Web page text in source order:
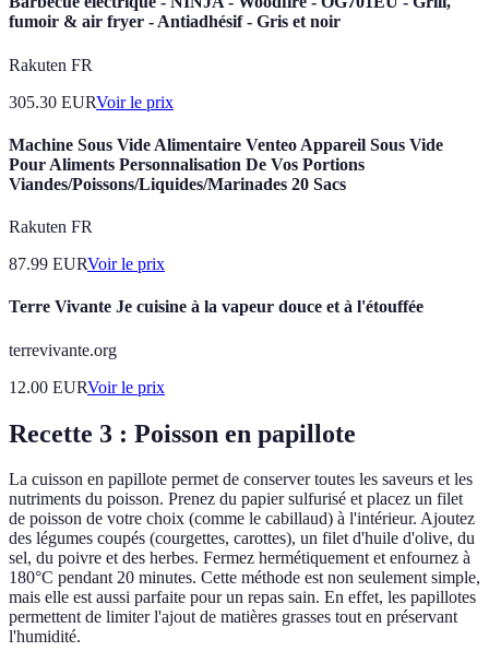
fumoir & air fryer - Antiadhésif - Gris et noir
Rakuten FR
305.30 EURVoir le prix
Machine Sous Vide Alimentaire Venteo Appareil Sous Vide
Pour Aliments Personnalisation De Vos Portions
Viandes/Poissons/Liquides/Marinades 20 Sacs
Rakuten FR
87.99 EURVoir le prix
Terre Vivante Je cuisine à la vapeur douce et à l'étouffée
terrevivante.org
12.00 EURVoir le prix
Recette 3 : Poisson en papillote
La cuisson en papillote permet de conserver toutes les saveurs et les
nutriments du poisson. Prenez du papier sulfurisé et placez un filet
de poisson de votre choix (comme le cabillaud) à l'intérieur. Ajoutez
des légumes coupés (courgettes, carottes), un filet d'huile d'olive, du
sel, du poivre et des herbes. Fermez hermétiquement et enfournez à
180°C pendant 20 minutes. Cette méthode est non seulement simple,
mais elle est aussi parfaite pour un repas sain. En effet, les papillotes
permettent de limiter l'ajout de matières grasses tout en préservant
l'humidité.